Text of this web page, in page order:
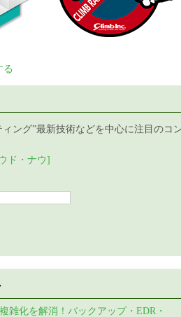
る
ング”最新技術などを中心に注目のコ
ド・ナウ]
雑化を解消！バックアップ・EDR・